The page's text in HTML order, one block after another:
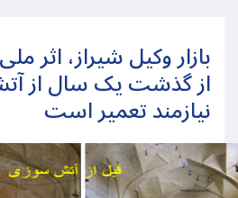
بازار وکیل شیراز، اثر
از گذشت یک سال از
نیازمند تعمیر است